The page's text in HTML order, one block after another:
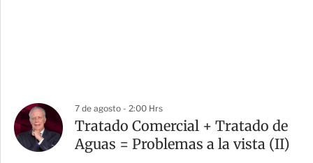
7 de agosto - 2:00 Hrs
Tratado Comercial + Tratado de
Aguas = Problemas a la vista (II)